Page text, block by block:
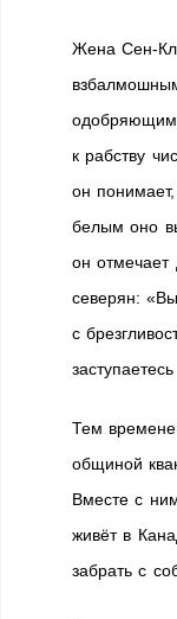
Жена Сен-
одобряющим
к рабству
он
белым оно
он отмечает
северян:
с
Тем
общиной
Вместе с
живёт в
забрать с